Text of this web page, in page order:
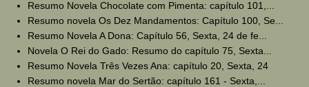
Resumo Novela Chocolate com Pimenta: capítulo 101,...
Resumo novela Os Dez Mandamentos: Capítulo 100, Se...
Resumo Novela A Dona: Capítulo 56, Sexta, 24 de fe...
Novela O Rei do Gado: Resumo do capítulo 75, Sexta...
Resumo Novela Três Vezes Ana: capítulo 20, Sexta, 24
Resumo novela Mar do Sertão: capítulo 161 - Sexta,...